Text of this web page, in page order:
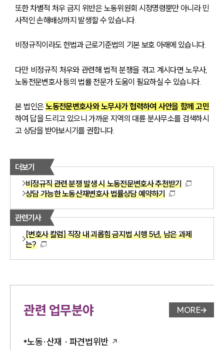
또한 차별적 처우 금지 위반은 노동위원회 시정명령뿐만 아니라 민
사적인 손해배상까지 발생할 수 있습니다.
비정규직이라도 헌법과 근로기준법의 기본 보호 아래에 있습니다.
다만 비정규직 처우와 관련해 법적 분쟁을 겪고 계시다면 노무사,
노동전문변호사 등의 법률 전문가 도움이 필요하실 수 있습니다.
본 법인은 노동전문변호사와 노무사가 협력하여 사안을 함께 고민
하여 답을 드리고 있으니 가까운 지역의 대륜 분사무소를 검색하시
고 상담을 받아보시기를 권합니다.
더보기
비정규직 관련 분쟁 발생 시 노동전문변호사 추천받기
상담 가능한 노동산재변호사 법률상담 예약하기
관련기사
[변호사 칼럼] 직장 내 괴롭힘 금지법 시행 5년, 남은 과제
는?
관련 업무분야 업무분야
MORE
노동·산재 · 파견법위반